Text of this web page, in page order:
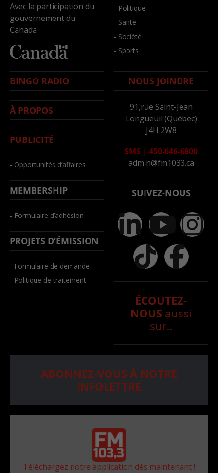
Avec la participation du
gouvernement du
Canada
- Politique
- Santé
- Société
- Sports
BINGO RADIO
À PROPOS
PUBLICITÉ
- Opportunités d’affaires
MEMBERSHIP
- Formulaire d’adhésion
PROJETS D’ÉMISSION
- Formulaire de demande
- Politique de traitement
NOUS JOINDRE
91,rue Saint-Jean
Longueuil (Québec)
J4H 2W8
SMS | 450-646-6800
admin@fm1033.ca
SUIVEZ-NOUS
ÉCOUTEZ-
NOUS aussi
sur..
ABONNEZ-VOUS À NOTRE
INFOLETTRE
Téléchargez notre application dès maintenant !